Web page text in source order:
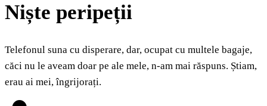
Niște peripeții
Telefonul suna cu disperare, dar, ocupat cu multele bagaje,
căci nu le aveam doar pe ale mele, n-am mai răspuns. Știam,
erau ai mei, îngrijorați.